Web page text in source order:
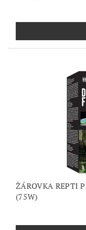
ŽÁROVKA REPTI
(75W)